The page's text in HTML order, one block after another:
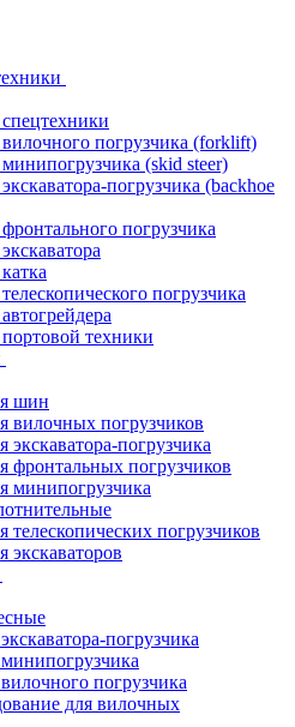
погрузчика (forklift)
(skid steer)
погрузчика (backhoe
погрузчика
погрузчика
техники
шин
вилочных погрузчиков
экскаватора-погрузчика
фронтальных погрузчиков
минипогрузчика
телескопических погрузчиков
экскаваторов
погрузчика
погрузчика
для вилочных